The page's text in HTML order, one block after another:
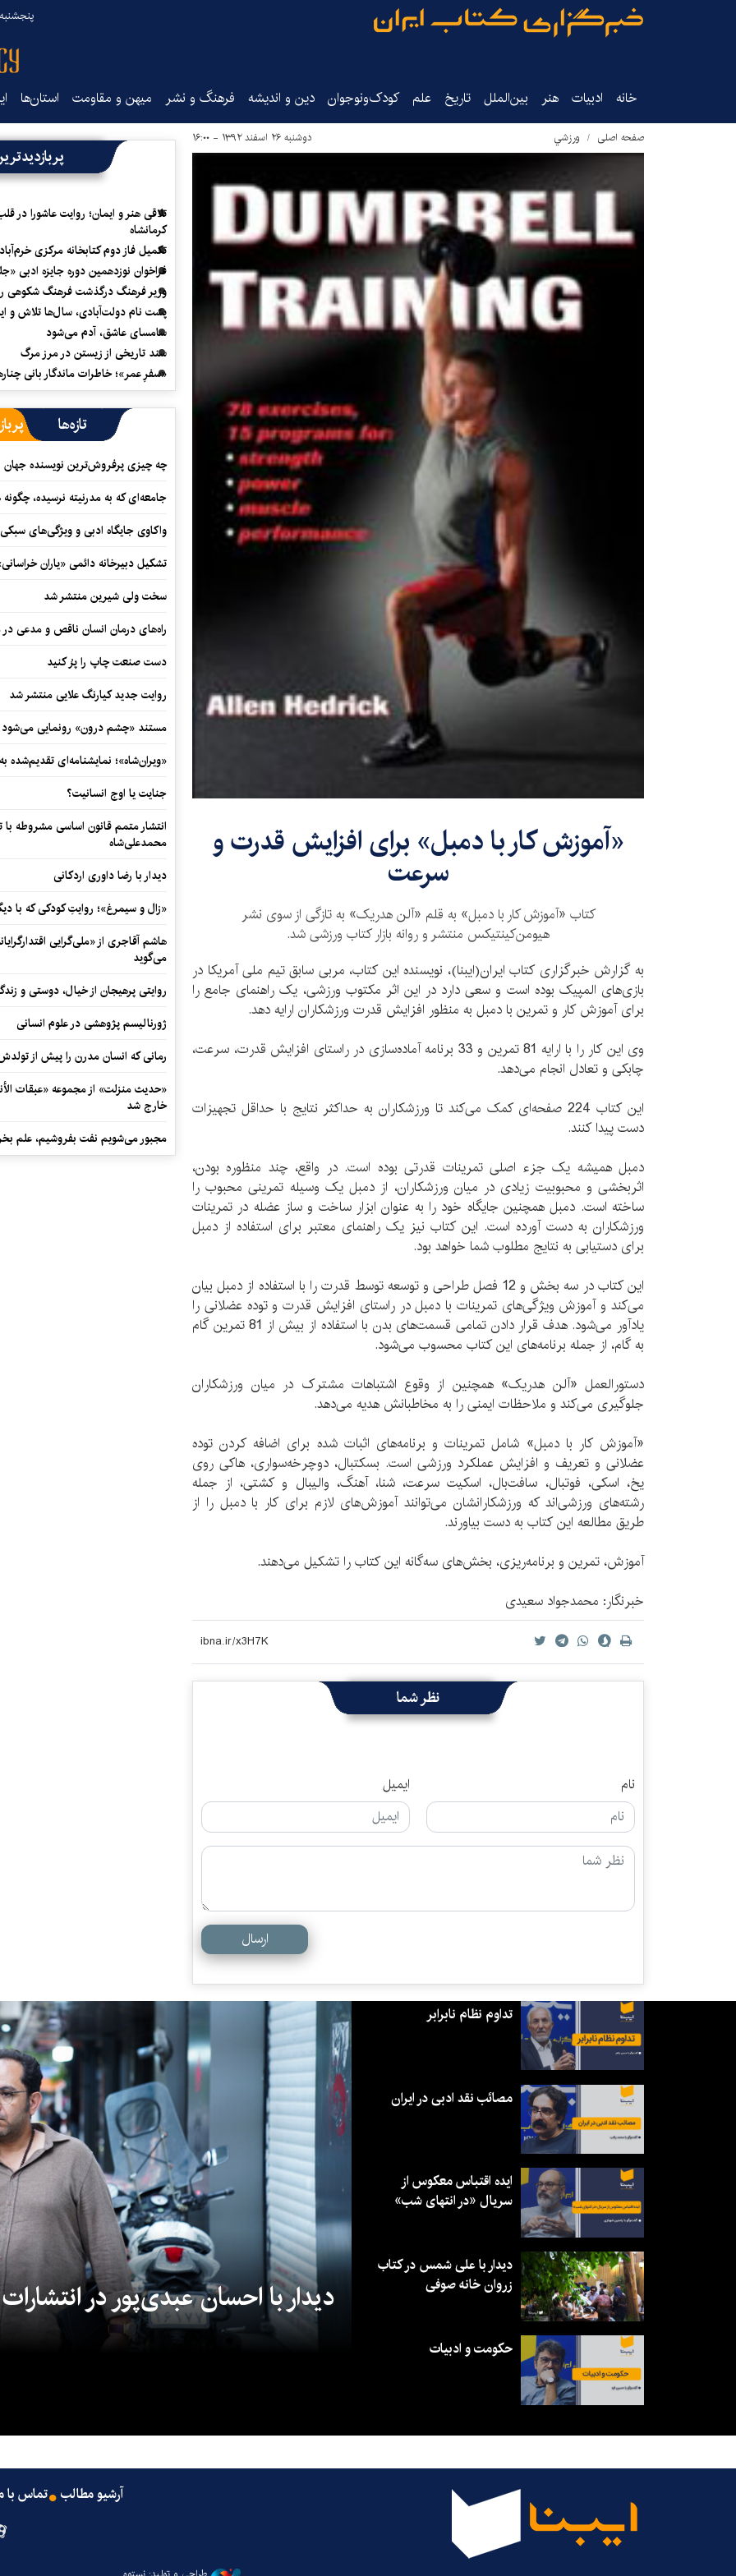
پنجشنبه ۱۵ مرداد
خانه ادبیات هنر بین‌الملل تاریخ‌ علم کودک‌ونوجوان دین و اندیشه فرهنگ و نشر میهن و مقاومت استان‌ها
صفحه اصلی ورزشي دوشنبه ۲۶ اسفند ۱۳۹۲ - ۱۶:۰۰
«آموزش کار با دمبل» برای افزایش قدرت و
سرعت
کتاب «آموزش کار با دمبل» به قلم «آلن هدریک» به تازگی از سوی نشر
هیومن‌کینتیکس منتشر و روانه بازار کتاب ورزشی شد.
به گزارش خبرگزاری کتاب ایران(ایبنا)، نویسنده این کتاب، مربی سابق تیم ملی آمریکا در
بازی‌های المپیک بوده است و سعی دارد در این اثر مکتوب ورزشی، یک راهنمای جامع را
برای آموزش کار و تمرین با دمبل به منظور افزایش قدرت ورزشکاران ارایه دهد.
وی این کار را با ارایه 81 تمرین و 33 برنامه آماده‌سازی در راستای افزایش قدرت، سرعت،
چابکی و تعادل انجام می‌دهد.
این کتاب 224 صفحه‌ای کمک می‌کند تا ورزشکاران به حداکثر نتایج با حداقل تجهیزات
دست پیدا کنند.
دمبل همیشه یک جزء اصلی تمرینات قدرتی بوده است. در واقع، چند منظوره بودن،
اثربخشی و محبوبیت زیادی در میان ورزشکاران، از دمبل یک وسیله تمرینی محبوب را
ساخته است. دمبل همچنین جایگاه خود را به عنوان ابزار ساخت و ساز عضله در تمرینات
ورزشکاران به دست آورده است. این کتاب نیز یک راهنمای معتبر برای استفاده از دمبل
برای دستیابی به نتایج مطلوب شما خواهد بود.
این کتاب در سه بخش و 12 فصل طراحی و توسعه توسط قدرت را با استفاده از دمبل بیان
می‌کند و آموزش ویژگی‌های تمرینات با دمبل در راستای افزایش قدرت و توده عضلانی را
یادآور می‌شود. هدف قرار دادن تمامی قسمت‌های بدن با استفاده از بیش از 81 تمرین گام
به گام، از جمله برنامه‌های این کتاب محسوب می‌شود.
دستورالعمل «آلن هدریک» همچنین از وقوع اشتباهات مشترک در میان ورزشکاران
جلوگیری می‌کند و ملاحظات ایمنی را به مخاطبانش هدیه می‌دهد.
«آموزش کار با دمبل» شامل تمرینات و برنامه‌های اثبات شده برای اضافه کردن توده
عضلانی و تعریف و افزایش عملکرد ورزشی است. بسکتبال، دوچرخه‌سواری، هاکی روی
یخ، اسکی، فوتبال، سافت‌بال، اسکیت سرعت، شنا، آهنگ، والیبال و کشتی، از جمله
رشته‌های ورزشی‌اند که ورزشکارانشان می‌توانند آموزش‌های لازم برای کار با دمبل را از
طریق مطالعه این کتاب به دست بیاورند.
آموزش، تمرین و برنامه‌ریزی، بخش‌های سه‌گانه این کتاب را تشکیل می‌دهند.
خبرنگار: محمدجواد سعیدی
نظر شما
نام ایمیل
ارسال
تلاقی هنر و ایمان؛ روایت عاشورا در
کرمانشاه
تکمیل فاز دوم کتابخانه مرکزی
فراخوان نوزدهمین دوره جایزه ادبی
وزیر فرهنگ درگذشت فرهنگ شکوهی
پشت نام دولت‌آبادی، سال‌ها تلاش و
سامسای عاشق، آدم می‌شود
سند تاریخی از زیستن در مرز مرگ
«سفرِ عمر»؛ خاطرات ماندگار بانی
تازه‌ها
چه چیزی پرفروش‌ترین نویسنده جهان
جامعه‌ای که به مدرنیته نرسیده،
واکاوی جایگاه ادبی و ویژگی‌های
تشکیل دبیرخانه دائمی «یاران
سخت ولی شیرین منتشر شد
راه‌های درمان انسان ناقص و مدعی
دست صنعت چاپ را پرُ کنید
روایت جدید کیارنگ علایی منتشر شد
مستند «چشم درون» رونمایی می‌شود
«ویران‌شاه»؛ نمایشنامه‌ای تقدیم‌شده
جنایت یا اوج انسانیت؟
انتشار متمم قانون اساسی مشروطه
محمدعلی‌شاه
دیدار با رضا داوری اردکانی
«زال و سیمرغ»؛ روایتِ کودکی که با
هاشم آقاجری از «ملی‌گرایی
می‌گوید
روایتی پرهیجان از خیال، دوستی و
ژورنالیسم پژوهشی در علوم انسانی
رمانی که انسان مدرن را پیش از
«حدیث منزلت» از مجموعه «عبقات
خارج شد
مجبور می‌شویم نفت بفروشیم، علم
دیدار با احسان عبدی‌پور در
تداوم نظام نابرابر
مصائب نقد ادبی در ایران
ایده اقتباس معکوس از
سریال «در انتهای شب»
دیدار با علی شمس در کتاب
زروان خانه صوفی
حکومت و ادبیات
آرشیو مطالب تماس با